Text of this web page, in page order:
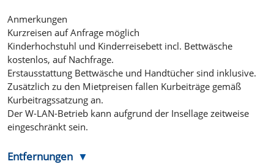
Anmerkungen
Kurzreisen auf Anfrage möglich
Kinderhochstuhl und Kinderreisebett incl. Bettwäsche
kostenlos, auf Nachfrage.
Erstausstattung Bettwäsche und Handtücher sind inklusive.
Zusätzlich zu den Mietpreisen fallen Kurbeiträge gemäß
Kurbeitragssatzung an.
Der W-LAN-Betrieb kann aufgrund der Insellage zeitweise
eingeschränkt sein.
Entfernungen